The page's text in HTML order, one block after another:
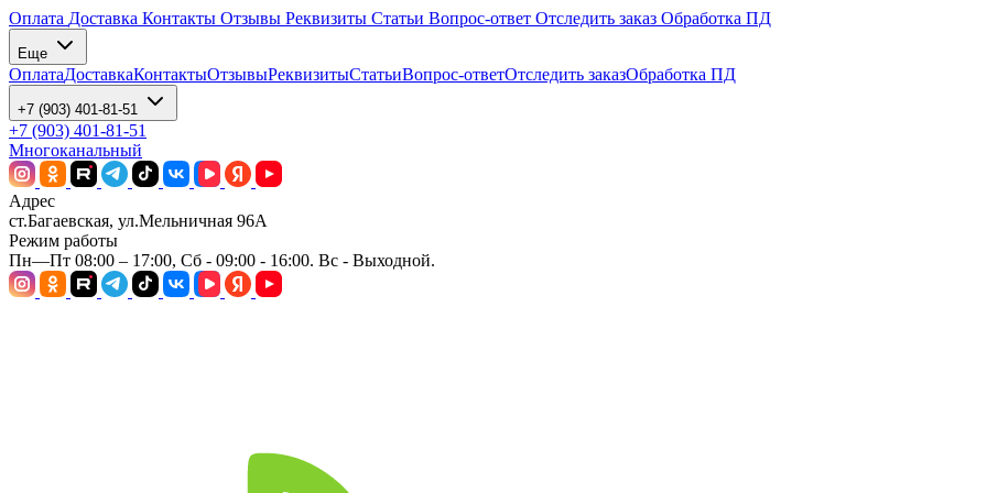
Оплата Доставка Контакты Отзывы Реквизиты Статьи Вопрос-ответ Отследить заказ Обработка ПД
Еще
ОплатаДоставкаКонтактыОтзывыРеквизитыСтатьиВопрос-ответОтследить заказОбработка ПД
+7 (903) 401-81-51
+7 (903) 401-81-51
Многоканальный
Адрес
ст.Багаевская, ул.Мельничная 96А
Режим работы
Пн—Пт 08:00 – 17:00, Сб - 09:00 - 16:00. Вс - Выходной.